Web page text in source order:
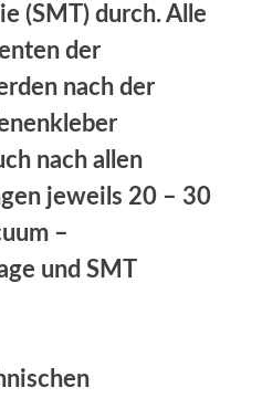
(SMT) durch. Alle
der
nach der
nach allen
jeweils 20 – 30
–
und SMT